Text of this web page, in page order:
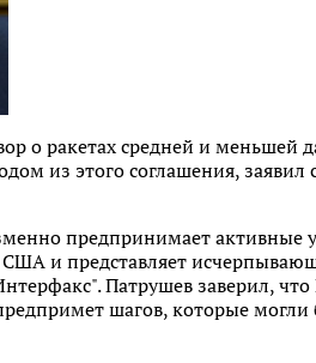
о ракетах средней и
из этого соглашения,
предпринимает
США и представляет
Патрушев заверил,
шагов, которые могли